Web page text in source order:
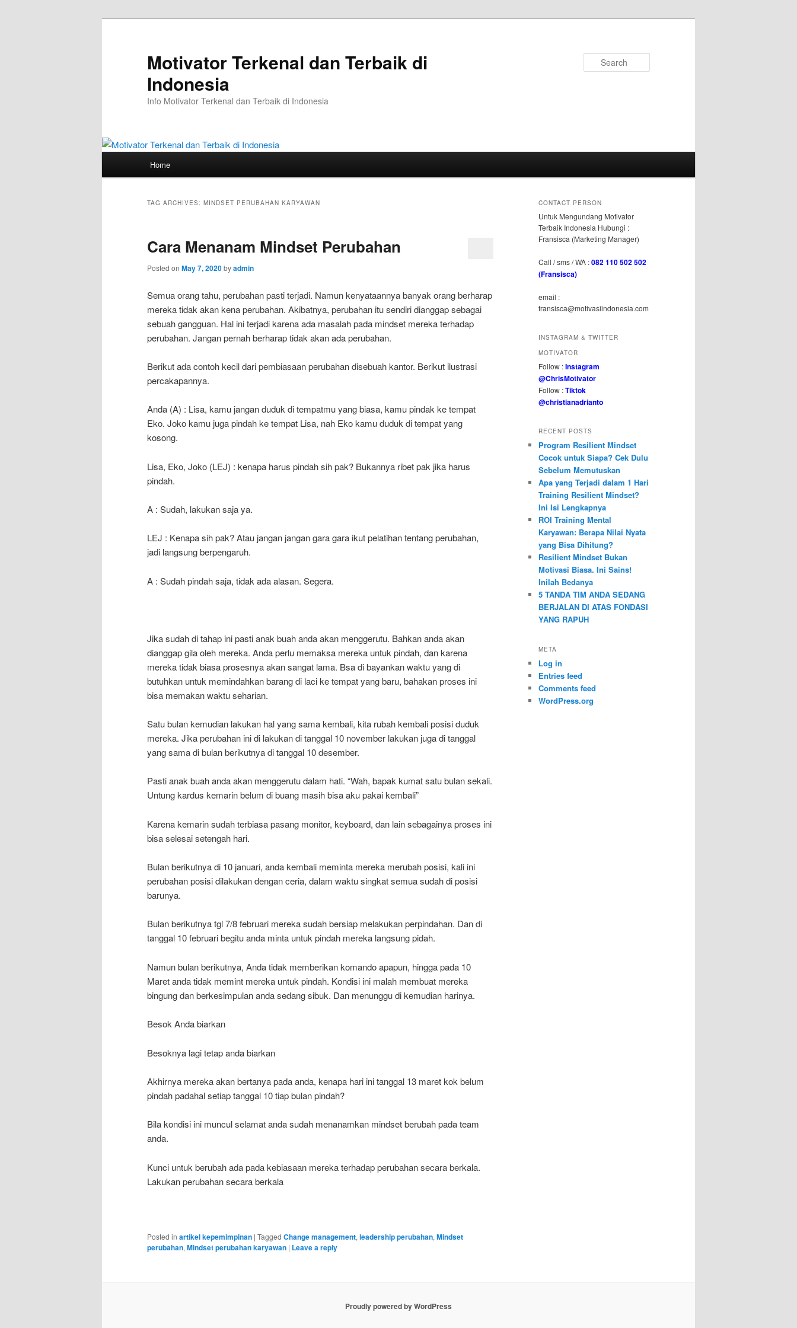
Motivator Terkenal dan Terbaik di
Indonesia
Info Motivator Terkenal dan Terbaik di Indonesia
Home
TAG ARCHIVES: MINDSET PERUBAHAN KARYAWAN
Cara Menanam Mindset Perubahan
Posted on May 7, 2020byadmin
Semua orang tahu, perubahan pasti terjadi. Namun kenyataannya banyak orang berharap
mereka tidak akan kena perubahan. Akibatnya, perubahan itu sendiri dianggap sebagai
sebuah gangguan. Hal ini terjadi karena ada masalah pada mindset mereka terhadap
perubahan. Jangan pernah berharap tidak akan ada perubahan.
Berikut ada contoh kecil dari pembiasaan perubahan disebuah kantor. Berikut ilustrasi
percakapannya.
Anda (A) : Lisa, kamu jangan duduk di tempatmu yang biasa, kamu pindak ke tempat
Eko. Joko kamu juga pindah ke tempat Lisa, nah Eko kamu duduk di tempat yang
kosong.
Lisa, Eko, Joko (LEJ) : kenapa harus pindah sih pak? Bukannya ribet pak jika harus
pindah.
A : Sudah, lakukan saja ya.
LEJ : Kenapa sih pak? Atau jangan jangan gara gara ikut pelatihan tentang perubahan,
jadi langsung berpengaruh.
A : Sudah pindah saja, tidak ada alasan. Segera.
Jika sudah di tahap ini pasti anak buah anda akan menggerutu. Bahkan anda akan
dianggap gila oleh mereka. Anda perlu memaksa mereka untuk pindah, dan karena
mereka tidak biasa prosesnya akan sangat lama. Bsa di bayankan waktu yang di
butuhkan untuk memindahkan barang di laci ke tempat yang baru, bahakan proses ini
bisa memakan waktu seharian.
Satu bulan kemudian lakukan hal yang sama kembali, kita rubah kembali posisi duduk
mereka. Jika perubahan ini di lakukan di tanggal 10 november lakukan juga di tanggal
yang sama di bulan berikutnya di tanggal 10 desember.
Pasti anak buah anda akan menggerutu dalam hati. “Wah, bapak kumat satu bulan sekali.
Untung kardus kemarin belum di buang masih bisa aku pakai kembali”
Karena kemarin sudah terbiasa pasang monitor, keyboard, dan lain sebagainya proses ini
bisa selesai setengah hari.
Bulan berikutnya di 10 januari, anda kembali meminta mereka merubah posisi, kali ini
perubahan posisi dilakukan dengan ceria, dalam waktu singkat semua sudah di posisi
barunya.
Bulan berikutnya tgl 7/8 februari mereka sudah bersiap melakukan perpindahan. Dan di
tanggal 10 februari begitu anda minta untuk pindah mereka langsung pidah.
Namun bulan berikutnya, Anda tidak memberikan komando apapun, hingga pada 10
Maret anda tidak memint mereka untuk pindah. Kondisi ini malah membuat mereka
bingung dan berkesimpulan anda sedang sibuk. Dan menunggu di kemudian harinya.
Besok Anda biarkan
Besoknya lagi tetap anda biarkan
Akhirnya mereka akan bertanya pada anda, kenapa hari ini tanggal 13 maret kok belum
pindah padahal setiap tanggal 10 tiap bulan pindah?
Bila kondisi ini muncul selamat anda sudah menanamkan mindset berubah pada team
anda.
Kunci untuk berubah ada pada kebiasaan mereka terhadap perubahan secara berkala.
Lakukan perubahan secara berkala
Posted in artikel kepemimpinan | Tagged Change management,leadership perubahan,Mindset
perubahan,Mindset perubahan karyawan | Leave a reply
CONTACT PERSON
Untuk Mengundang Motivator
Terbaik Indonesia Hubungi :
Fransisca (Marketing Manager)
Call / sms / WA :082 110 502 502
(Fransisca)
email :
fransisca@motivasiindonesia.com
INSTAGRAM & TWITTER
MOTIVATOR
Follow :Instagram
@ChrisMotivator
Follow :Tiktok
@christianadrianto
RECENT POSTS
Program Resilient Mindset
Cocok untuk Siapa? Cek Dulu
Sebelum Memutuskan
Apa yang Terjadi dalam 1 Hari
Training Resilient Mindset?
Ini Isi Lengkapnya
ROI Training Mental
Karyawan: Berapa Nilai Nyata
yang Bisa Dihitung?
Resilient Mindset Bukan
Motivasi Biasa. Ini Sains!
Inilah Bedanya
5 TANDA TIM ANDA SEDANG
BERJALAN DI ATAS FONDASI
YANG RAPUH
META
Log in
Entries feed
Comments feed
WordPress.org
Proudly powered by WordPress